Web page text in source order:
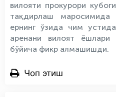
вилояти прокурори
тақдирлаш
ернинг ўзида чим
аренани вилоят
бўйича фикр алмашишди.
Чоп этиш